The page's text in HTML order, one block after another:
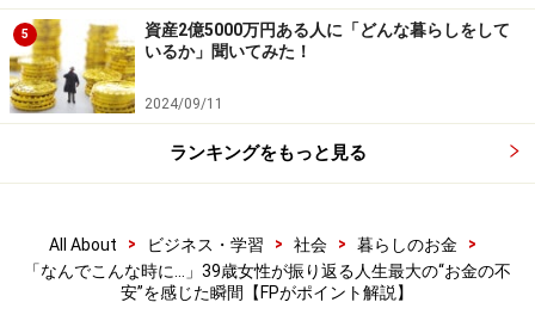
突然の減収時にまず見直すべきは
福一 ：妊娠中に夫が突然退職するという状況で、精神的
にかなり追い詰められたことと思います。そのような状
況下で、冷静にFPへ相談し、保険料や車のローンといっ
た固定費を見直し、家計簿をつけて支出を管理されたと
計の危機を乗り切る大きな助けになったと言えます。
急な減収時に最初に手をつけるべき支出は「固定費」で
5
資産2億5000万円ある人に「どんな暮らしをして
いるか」聞いてみた！
2024/09/11
ランキングをもっと見る
All About > ビジネス・学習 > 社会 > 暮らしのお金
>
「なんでこんな時に…」39歳女性が振り返る人生最大の“お金の不
安”を感じた瞬間【FPがポイント解説】